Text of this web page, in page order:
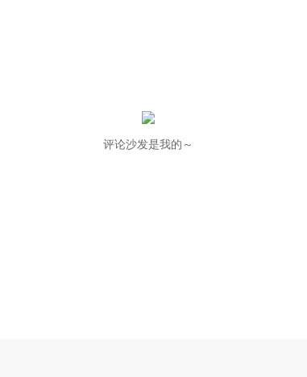
评论沙发是我的～